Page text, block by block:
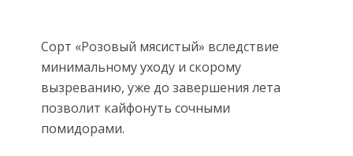
Сорт «Розовый мясистый» вследствие
минимальному уходу и скорому
вызреванию, уже до завершения лета
позволит кайфонуть сочными
помидорами.